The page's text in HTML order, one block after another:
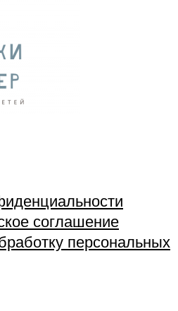
соглашение
персональных